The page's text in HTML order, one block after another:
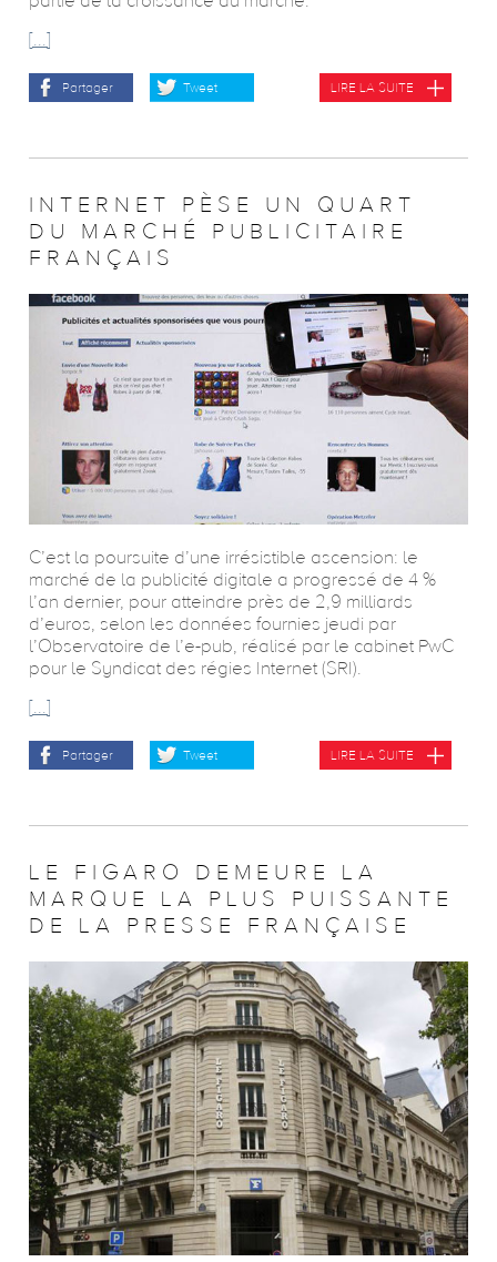
[...]
Partager Tweet LIRE LA SUITE
INTERNET PÈSE UN QUART
DU MARCHÉ PUBLICITAIRE
FRANÇAIS
C’est la poursuite d’une irrésistible ascension: le
marché de la publicité digitale a progressé de 4 %
l’an dernier, pour atteindre près de 2,9 milliards
d’euros, selon les données fournies jeudi par
l’Observatoire de l’e-pub, réalisé par le cabinet PwC
pour le Syndicat des régies Internet (SRI).
[...]
Partager Tweet LIRE LA SUITE
LE FIGARO DEMEURE LA
MARQUE LA PLUS PUISSANTE
DE LA PRESSE FRANÇAISE